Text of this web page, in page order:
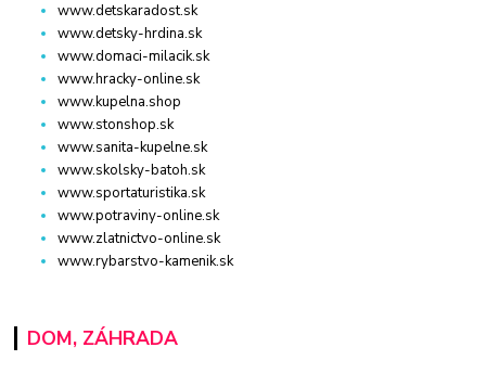
www.detskaradost.sk
www.detsky-hrdina.sk
www.domaci-milacik.sk
www.hracky-online.sk
www.kupelna.shop
www.stonshop.sk
www.sanita-kupelne.sk
www.skolsky-batoh.sk
www.sportaturistika.sk
www.potraviny-online.sk
www.zlatnictvo-online.sk
www.rybarstvo-kamenik.sk
DOM, ZÁHRADA